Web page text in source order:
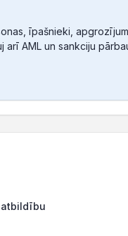
īpašnieki,
AML un sankciju